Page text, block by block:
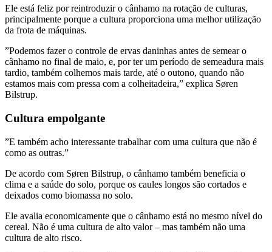
Ele está feliz por reintroduzir o cânhamo na rotação de culturas,
principalmente porque a cultura proporciona uma melhor utilização
da frota de máquinas.
”Podemos fazer o controle de ervas daninhas antes de semear o
cânhamo no final de maio, e, por ter um período de semeadura mais
tardio, também colhemos mais tarde, até o outono, quando não
estamos mais com pressa com a colheitadeira,” explica Søren
Bilstrup.
Cultura empolgante
”E também acho interessante trabalhar com uma cultura que não é
como as outras.”
De acordo com Søren Bilstrup, o cânhamo também beneficia o
clima e a saúde do solo, porque os caules longos são cortados e
deixados como biomassa no solo.
Ele avalia economicamente que o cânhamo está no mesmo nível do
cereal. Não é uma cultura de alto valor – mas também não uma
cultura de alto risco.